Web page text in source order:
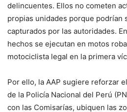
delincuentes. Ellos no cometen
propias unidades porque podrían
capturados por las autoridades.
hechos se ejecutan en motos
motociclista legal en la primera
Por ello, la AAP sugiere reforzar
de la Policía Nacional del Perú
con las Comisarías, ubiquen las